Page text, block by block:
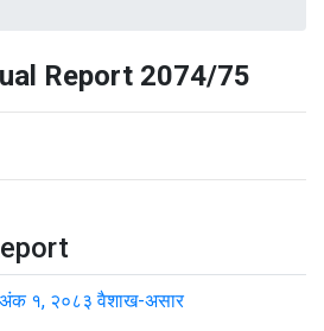
Report 2074/75
अंक १, २०८३ वैशाख-असार